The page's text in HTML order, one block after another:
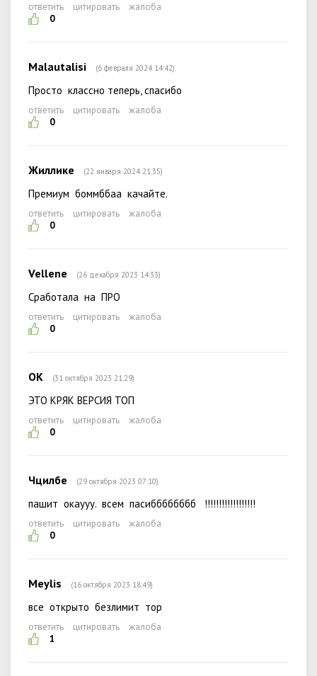
ответить цитировать
жалоба
0
Malautalisi (6 февраля 2024 14:42)
Просто классно теперь, спасибо
ответить цитировать
жалоба
0
Жиллике (22 января 2024 21:35)
Премиум боммббаа качайте.
ответить цитировать
жалоба
0
Vellene (26 декабря 2023 14:33)
Сработала на ПРО
ответить цитировать
жалоба
0
ОК (31 октября 2023 21:29)
ЭТО КРЯК ВЕРСИЯ ТОП
ответить цитировать
жалоба
0
Чцилбе (29 октября 2023 07:10)
пашит окаууу. всем пасибббббббб !!!!!!!!!!!!!!!!!!
ответить цитировать
жалоба
0
Meylis (16 октября 2023 18:49)
все открыто безлимит тор
ответить цитировать
жалоба
1